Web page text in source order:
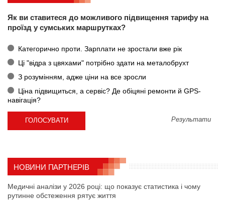
Як ви ставитеся до можливого підвищення тарифу на
проїзд у сумських маршрутках?
Категорично проти. Зарплати не зростали вже рік
Ці "відра з цвяхами" потрібно здати на металобрухт
З розумінням, адже ціни на все зросли
Ціна підвищиться, а сервіс? Де обіцяні ремонти й GPS-
навігація?
Результати
НОВИНИ ПАРТНЕРІВ
Медичні аналізи у 2026 році: що показує статистика і чому
рутинне обстеження рятує життя